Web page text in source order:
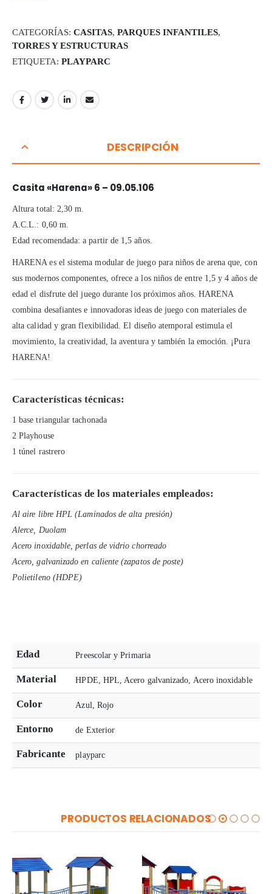
CATEGORÍAS: CASITAS, PARQUES INFANTILES,
TORRES Y ESTRUCTURAS
ETIQUETA: PLAYPARC
DESCRIPCIÓN
Casita «Harena» 6 – 09.05.106
Altura total: 2,30 m.
A.C.L.: 0,60 m.
Edad recomendada: a partir de 1,5 años.
HARENA es el sistema modular de juego para niños de arena que, con
sus modernos componentes, ofrece a los niños de entre 1,5 y 4 años de
edad el disfrute del juego durante los próximos años. HARENA
combina desafiantes e innovadoras ideas de juego con materiales de
alta calidad y gran flexibilidad. El diseño atemporal estimula el
movimiento, la creatividad, la aventura y también la emoción. ¡Pura
HARENA!
Características técnicas:
1 base triangular tachonada
2 Playhouse
1 túnel rastrero
Características de los materiales empleados:
Al aire libre HPL (Laminados de alta presión)
Alerce, Duolam
Acero inoxidable, perlas de vidrio chorreado
Acero, galvanizado en caliente (zapatos de poste)
Polietileno (HDPE)
Edad Preescolar y Primaria
Material HPDE, HPL, Acero galvanizado, Acero inoxidable
Color Azul, Rojo
Entorno de Exterior
Fabricante playparc
PRODUCTOS RELACIONADOS